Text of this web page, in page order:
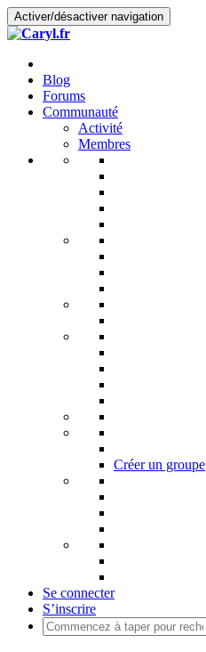
Activer/désactiver navigation
Blog
Forums
Communauté
Activité
Membres
Créer un groupe
Se connecter
S’inscrire